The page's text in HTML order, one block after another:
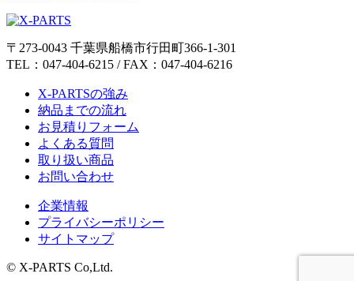
〒273-0043 千葉県船橋市行田町366-1-301
TEL：047-404-6215 / FAX：047-404-6216
X-PARTSの強み
納品までの流れ
お見積りフォーム
よくある質問
取り扱い商品
お問い合わせ
企業情報
プライバシーポリシー
サイトマップ
© X-PARTS Co,Ltd.